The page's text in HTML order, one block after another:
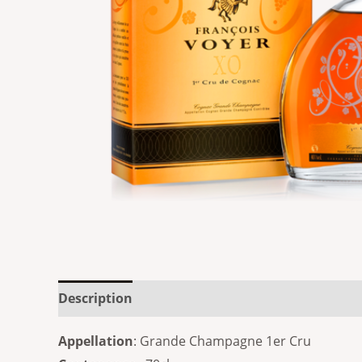
Description
Appellation: Grande Champagne 1er Cru